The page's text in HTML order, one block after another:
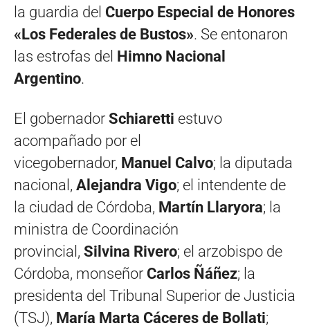
la guardia del Cuerpo Especial de Honores
«Los Federales de Bustos». Se entonaron
las estrofas del Himno Nacional
Argentino.
El gobernador Schiaretti estuvo
acompañado por el
vicegobernador, Manuel Calvo; la diputada
nacional, Alejandra Vigo; el intendente de
la ciudad de Córdoba, Martín Llaryora; la
ministra de Coordinación
provincial, Silvina Rivero; el arzobispo de
Córdoba, monseñor Carlos Ñáñez; la
presidenta del Tribunal Superior de Justicia
(TSJ), María Marta Cáceres de Bollati;